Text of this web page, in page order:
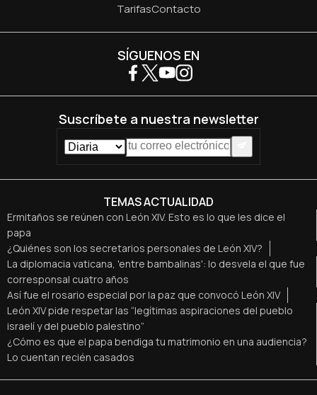
TarifasContacto
TEMAS ACTUALIDAD
Ermitaños se reúnen con León XIV. Esto es lo que les dice el
papa
¿Quiénes son los secretarios personales de León XIV?
La diplomacia vaticana, 'entre bambalinas': lo desvela el que fue
corresponsal cuatro años
Así fue el rosario especial por la paz que convocó León XIV
León XIV pide respetar las “legítimas aspiraciones del pueblo
israelí y del pueblo palestino”
¿Cómo es que el papa bendiga tu matrimonio en una audiencia?
Lo cuentan recién casados
SÍGUENOS EN
Suscríbete a nuestra newsletter